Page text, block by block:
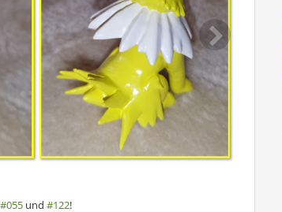
#055 und #122!